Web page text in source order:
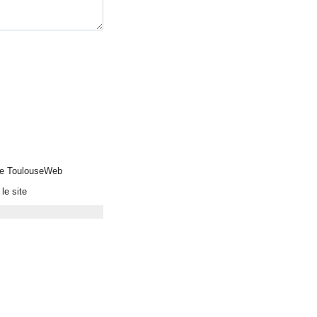
ToulouseWeb
le site